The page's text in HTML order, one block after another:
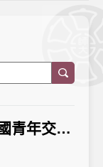
2024臺灣與阿拉伯聯合大公國青年交流計畫